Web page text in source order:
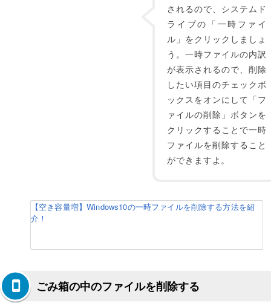
されるので、システムド
ライブの「一時ファイ
ル」をクリックしましょ
う。一時ファイルの内訳
が表示されるので、削除
したい項目のチェックボ
ックスをオンにして「フ
ァイルの削除」ボタンを
クリックすることで一時
ファイルを削除すること
ができますよ。
【空き容量増】Windows10の一時ファイルを削除する方法を紹
介！
ごみ箱の中のファイルを削除する